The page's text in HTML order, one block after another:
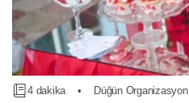
4 dakika • Düğün Organizasyon